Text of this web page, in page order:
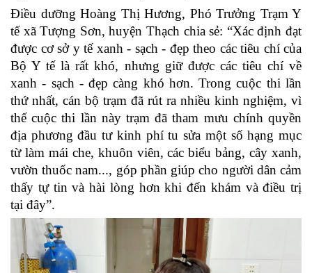
Điều dưỡng Hoàng Thị Hương, Phó Trưởng Trạm Y
tế xã Tượng Sơn, huyện Thạch chia sẻ: “Xác định đạt
được cơ sở y tế xanh - sạch - đẹp theo các tiêu chí của
Bộ Y tế là rất khó, nhưng giữ được các tiêu chí về
xanh - sạch - đẹp càng khó hơn. Trong cuộc thi lần
thứ nhất, cán bộ trạm đã rút ra nhiều kinh nghiệm, vì
thế cuộc thi lần này trạm đã tham mưu chính quyền
địa phương đầu tư kinh phí tu sửa một số hạng mục
từ làm mái che, khuôn viên, các biểu bảng, cây xanh,
vườn thuốc nam..., góp phần giúp cho người dân cảm
thấy tự tin và hài lòng hơn khi đến khám và điều trị
tại đây”.